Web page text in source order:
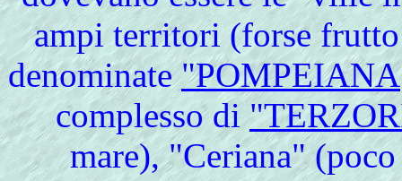
ampi territori (forse
denominate"POMPEIANA
complesso di
mare), "Ceriana"